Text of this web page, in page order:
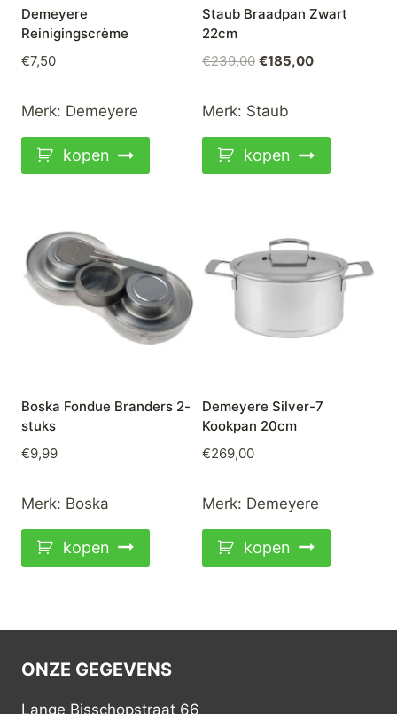
Demeyere
Reinigingscrème
€7,50
Merk: Demeyere
kopen
Staub Braadpan Zwart
22cm
€239,00 Oorspronkelijke
was:
€185,00Huidige
Merk: Staub
kopen
Boska Fondue Branders 2-
stuks
€9,99
Merk: Boska
kopen
Demeyere Silver-7
Kookpan 20cm
€269,00
Merk: Demeyere
kopen
ONZE GEGEVENS
Lange Bisschopstraat 66